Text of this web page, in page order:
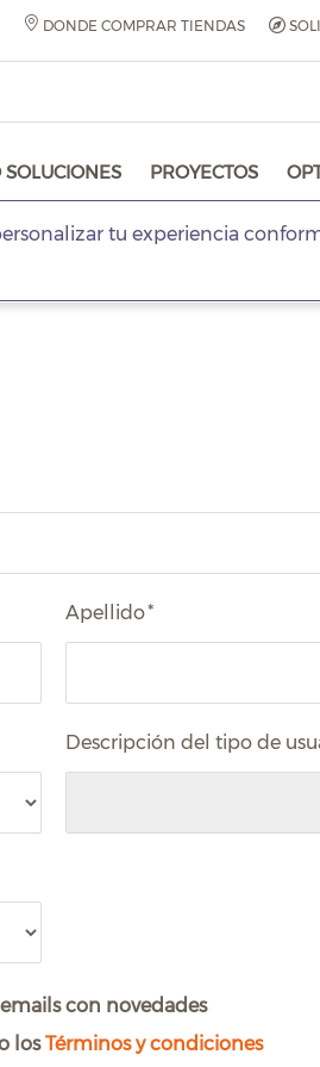
DONDE COMPRAR TIENDAS
PROYECTOS
tu experiencia
Apellido*
Descripción del tipo de
con novedades
losTérminos y condiciones